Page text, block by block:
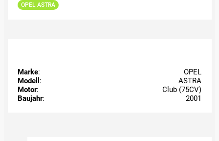
OPEL ASTRA
Marke:
OPEL
Modell :
ASTRA
Motor:
Club (75CV)
Baujahr: 2001